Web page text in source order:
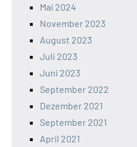
Mai 2024
November 2023
August 2023
Juli 2023
Juni 2023
September 2022
Dezember 2021
September 2021
April 2021